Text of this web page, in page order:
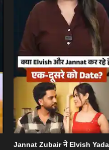
Jannat Zubair ने Elvish